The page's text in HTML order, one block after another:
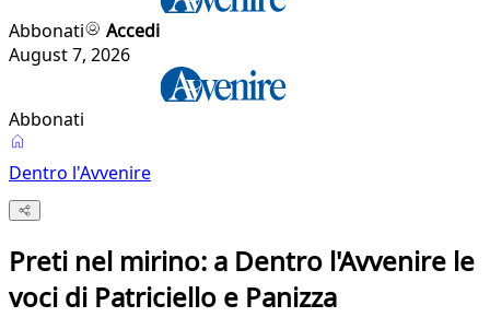
Abbonati
Accedi
August 7, 2026
Abbonati
Dentro l'Avvenire
Preti nel mirino: a Dentro l'Avvenire le
voci di Patriciello e Panizza